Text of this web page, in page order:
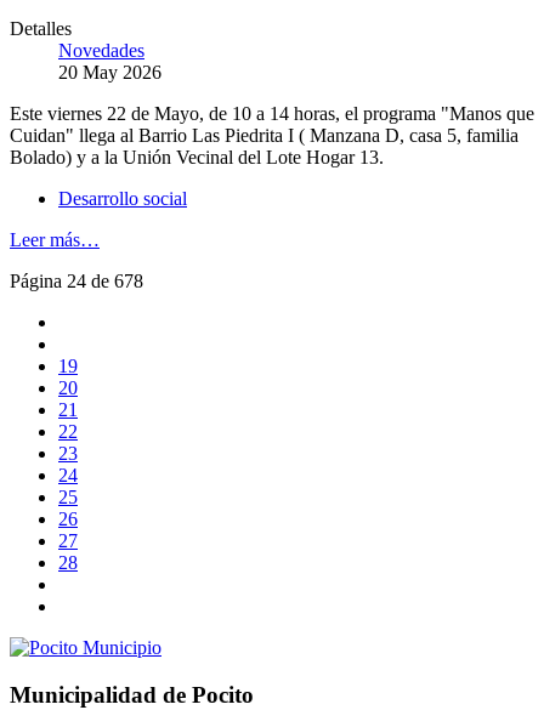
Detalles
Novedades
20 May 2026
Este viernes 22 de Mayo, de 10 a 14 horas, el programa "Manos que
Cuidan" llega al Barrio Las Piedrita I ( Manzana D, casa 5, familia
Bolado) y a la Unión Vecinal del Lote Hogar 13.
Desarrollo social
Leer más…
Página 24 de 678
19
20
21
22
23
24
25
26
27
28
Municipalidad de Pocito